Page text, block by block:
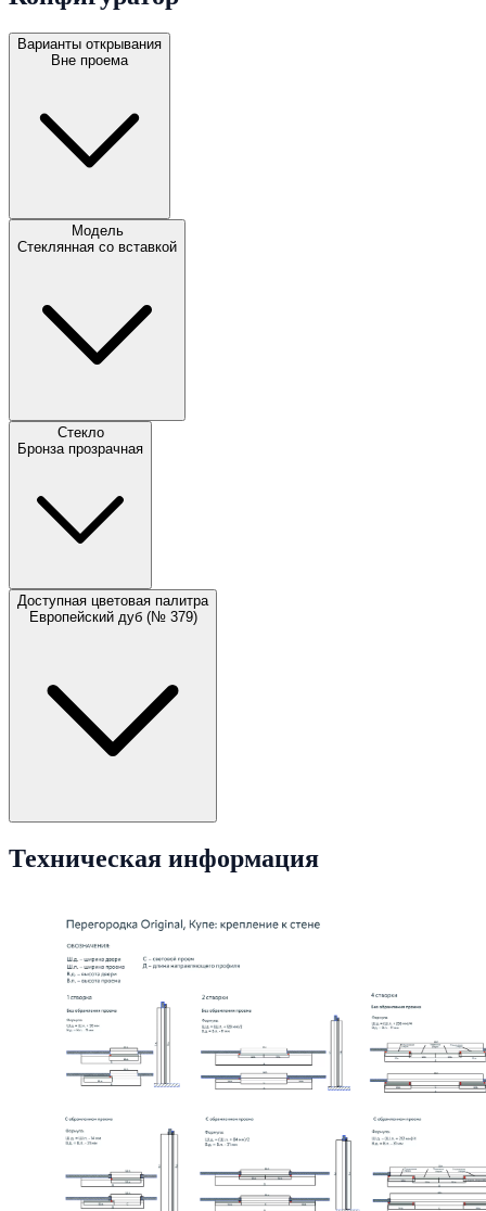
Варианты открывания
Вне проема
Модель
Стеклянная со вставкой
Стекло
Бронза прозрачная
Доступная цветовая палитра
Европейский дуб (№ 379)
Техническая информация